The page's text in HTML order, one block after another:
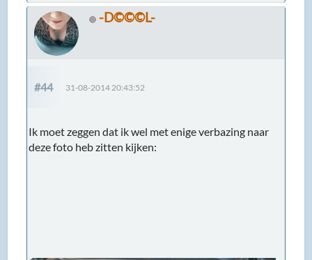
-D©©©L-
#44 31-08-2014 20:43:52
Ik moet zeggen dat ik wel met enige verbazing naar
deze foto heb zitten kijken: